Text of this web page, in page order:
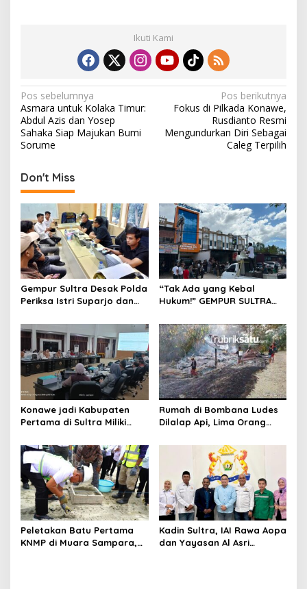
Ikuti Kami
N
a
v
i
g
a
s
i
p
o
s
Pos sebelumnya
Asmara untuk Kolaka Timur:
Abdul Azis dan Yosep
Sahaka Siap Majukan Bumi
Sorume
Pos berikutnya
Fokus di Pilkada Konawe,
Rusdianto Resmi
Mengundurkan Diri Sebagai
Caleg Terpilih
Don't Miss
Gempur Sultra Desak Polda
Periksa Istri Suparjo dan
Kasus Tambang Ilegal
“Tak Ada yang Kebal
Hukum!” GEMPUR SULTRA
Tanawali dan PT
Tadisangka, Siap Kuasai
Lahan Puuwatu
Konawe jadi Kabupaten
Pertama di Sultra Miliki
Digital, DPRD Restui
Anggaran Rp200 Juta
Rumah di Bombana Ludes
Dilalap Api, Lima Orang
Dunia
Peletakan Batu Pertama
KNMP di Muara Sampara,
Kadin Sultra, IAI Rawa Aopa
dan Yayasan Al Asri